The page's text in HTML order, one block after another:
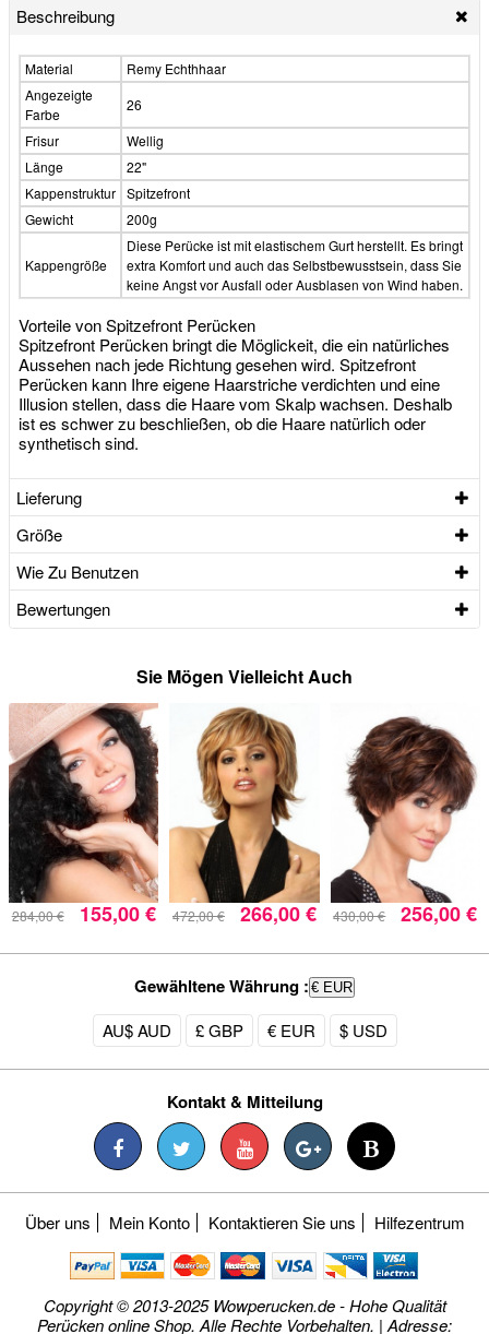
Beschreibung
Material
Remy Echthhaar
Angezeigte
Farbe
26
Frisur
Wellig
Länge
22"
Kappenstruktur Spitzefront
Gewicht
200g
Kappengröße
Diese Perücke ist mit elastischem Gurt herstellt. Es bringt
extra Komfort und auch das Selbstbewusstsein, dass Sie
keine Angst vor Ausfall oder Ausblasen von Wind haben.
Vorteile von Spitzefront Perücken
Spitzefront Perücken bringt die Möglickeit, die ein natürliches
Aussehen nach jede Richtung gesehen wird. Spitzefront
Perücken kann Ihre eigene Haarstriche verdichten und eine
Illusion stellen, dass die Haare vom Skalp wachsen. Deshalb
ist es schwer zu beschließen, ob die Haare natürlich oder
synthetisch sind.
Lieferung
Größe
Wie Zu Benutzen
Bewertungen
Sie Mögen Vielleicht Auch
284,00 € 155,00 € 472,00 € 266,00 € 430,00 € 256,00 €
Gewähltene Währung : € EUR
AU$ AUD £ GBP € EUR $ USD
Kontakt & Mitteilung
Über uns Mein Konto Kontaktieren Sie uns Hilfezentrum
Copyright © 2013-2025 Wowperucken.de - Hohe Qualität
Perücken online Shop. Alle Rechte Vorbehalten. | Adresse: